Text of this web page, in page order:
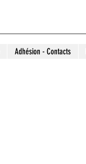
Adhésion - Contacts